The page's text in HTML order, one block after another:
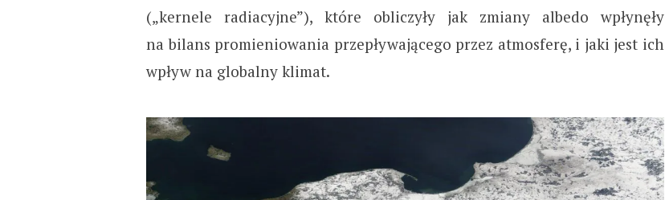
(„kernele radiacyjne”), które obliczyły jak zmiany albedo wpłynęły
na bilans promieniowania przepływającego przez atmosferę, i jaki jest ich
wpływ na globalny klimat.